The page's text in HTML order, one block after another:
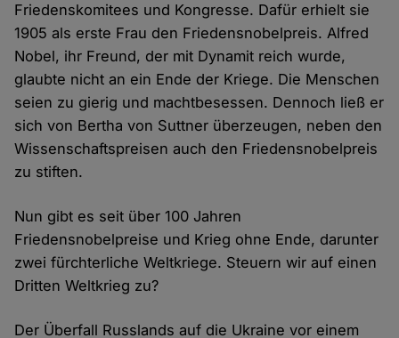
Friedenskomitees und Kongresse. Dafür erhielt sie
1905 als erste Frau den Friedensnobelpreis. Alfred
Nobel, ihr Freund, der mit Dynamit reich wurde,
glaubte nicht an ein Ende der Kriege. Die Menschen
seien zu gierig und machtbesessen. Dennoch ließ er
sich von Bertha von Suttner überzeugen, neben den
Wissenschaftspreisen auch den Friedensnobelpreis
zu stiften.
Nun gibt es seit über 100 Jahren
Friedensnobelpreise und Krieg ohne Ende, darunter
zwei fürchterliche Weltkriege. Steuern wir auf einen
Dritten Weltkrieg zu?
Der Überfall Russlands auf die Ukraine vor einem